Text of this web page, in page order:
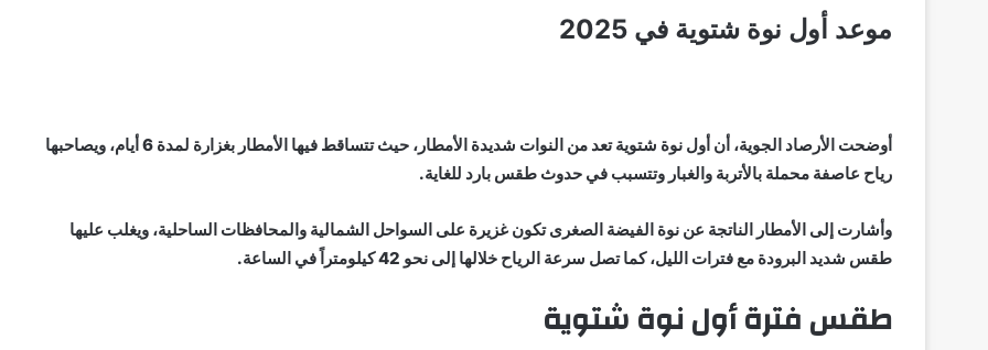
موعد أول نوة شتوية في 2025
أوضحت الأرصاد الجوية، أن أول نوة شتوية تعد من النوات شديدة الأمطار، حيث تتساقط فيها الأمطار بغزارة لمدة 6 أيام، ويصاحبها
رياح عاصفة محملة بالأتربة والغبار وتتسبب في حدوث طقس بارد للغاية.
وأشارت إلى الأمطار الناتجة عن نوة الفيضة الصغرى تكون غزيرة على السواحل الشمالية والمحافظات الساحلية، ويغلب عليها
طقس شديد البرودة مع فترات الليل، كما تصل سرعة الرياح خلالها إلى نحو 42 كيلومتراً في الساعة.
طقس فترة أول نوة شتوية